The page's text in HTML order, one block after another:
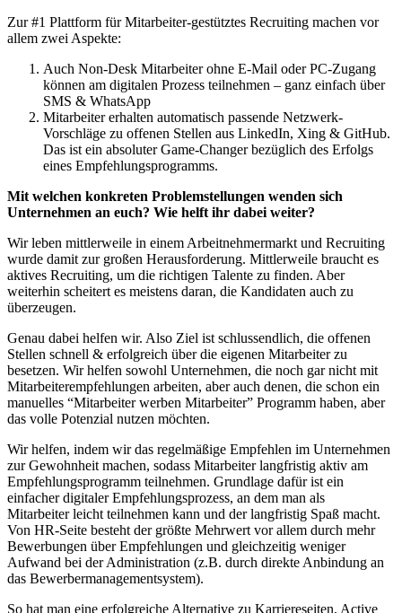
Zur #1 Plattform für Mitarbeiter-gestütztes Recruiting machen vor
allem zwei Aspekte:
Auch Non-Desk Mitarbeiter ohne E-Mail oder PC-Zugang
können am digitalen Prozess teilnehmen – ganz einfach über
SMS & WhatsApp
Mitarbeiter erhalten automatisch passende Netzwerk-
Vorschläge zu offenen Stellen aus LinkedIn, Xing & GitHub.
Das ist ein absoluter Game-Changer bezüglich des Erfolgs
eines Empfehlungsprogramms.
Mit welchen konkreten Problemstellungen wenden sich
Unternehmen an euch? Wie helft ihr dabei weiter?
Wir leben mittlerweile in einem Arbeitnehmermarkt und Recruiting
wurde damit zur großen Herausforderung. Mittlerweile braucht es
aktives Recruiting, um die richtigen Talente zu finden. Aber
weiterhin scheitert es meistens daran, die Kandidaten auch zu
überzeugen.
Genau dabei helfen wir. Also Ziel ist schlussendlich, die offenen
Stellen schnell & erfolgreich über die eigenen Mitarbeiter zu
besetzen. Wir helfen sowohl Unternehmen, die noch gar nicht mit
Mitarbeiterempfehlungen arbeiten, aber auch denen, die schon ein
manuelles “Mitarbeiter werben Mitarbeiter” Programm haben, aber
das volle Potenzial nutzen möchten.
Wir helfen, indem wir das regelmäßige Empfehlen im Unternehmen
zur Gewohnheit machen, sodass Mitarbeiter langfristig aktiv am
Empfehlungsprogramm teilnehmen. Grundlage dafür ist ein
einfacher digitaler Empfehlungsprozess, an dem man als
Mitarbeiter leicht teilnehmen kann und der langfristig Spaß macht.
Von HR-Seite besteht der größte Mehrwert vor allem durch mehr
Bewerbungen über Empfehlungen und gleichzeitig weniger
Aufwand bei der Administration (z.B. durch direkte Anbindung an
das Bewerbermanagementsystem).
So hat man eine erfolgreiche Alternative zu Karriereseiten, Active